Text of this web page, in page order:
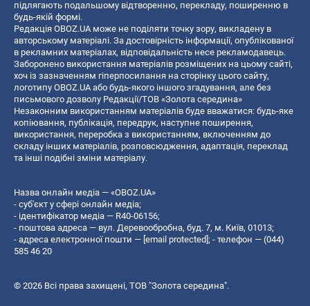
підлягають подальшому відтворенню, перекладу, поширенню в
будь-якій формі.
Редакція OBOZ.UA може не поділяти точку зору, викладену в
авторському матеріалі. За достовірність інформації, опублікованої
в рекламних матеріалах, відповідальність несе рекламодавець.
Заборонено використання матеріалів розміщених на цьому сайті,
хоч із зазначенням гіперпосилання на сторінку цього сайту,
логотипу OBOZ.UA або будь-якого іншого згадування, але без
письмового дозволу Редакції/ТОВ «Золота середина»
Незаконним використанням матеріалів буде вважатися: будь-яке
копiювання, публiкацiя, передрук, наступне поширення,
використання, переробка з використанням, включенням до
складу інших матеріалів, розповсюдження, адаптація, переклад
та інші подібні зміни матеріалу.
Назва онлайн медіа — «OBOZ.UA»
- суб'єкт у сфері онлайн медіа;
- ідентифікатор медіа — R40-06156;
- поштова адреса — вул. Деревообробна, буд. 7, м. Київ, 01013;
- адреса електронної пошти — [email protected]; - телефон — (044)
585 46 20
© 2026 Всі права захищені, ТОВ "Золота середина".